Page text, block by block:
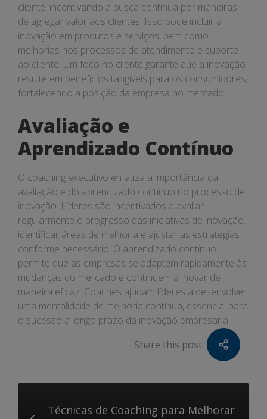
cliente, incentivando a busca contínua por maneiras
de agregar valor aos clientes. Isso pode incluir a
inovação em produtos e serviços, bem como
melhorias nos processos de atendimento e suporte
ao cliente. Um foco no cliente garante que a inovação
resulte em benefícios tangíveis para os consumidores,
fortalecendo a posição da empresa no mercado.
Avaliação e
Aprendizado Contínuo
O coaching executivo enfatiza a importância da
avaliação e do aprendizado contínuo no processo de
inovação. Líderes são incentivados a avaliar
regularmente o progresso das iniciativas de inovação,
identificar áreas de melhoria e ajustar as estratégias
conforme necessário. O aprendizado contínuo
permite que as empresas se adaptem rapidamente às
mudanças do mercado e continuem a inovar de
maneira eficaz. Coaches ajudam líderes a desenvolver
uma mentalidade de melhoria contínua, essencial para
o sucesso a longo prazo da inovação empresarial.
Share this post
Técnicas de Coaching para Melhorar